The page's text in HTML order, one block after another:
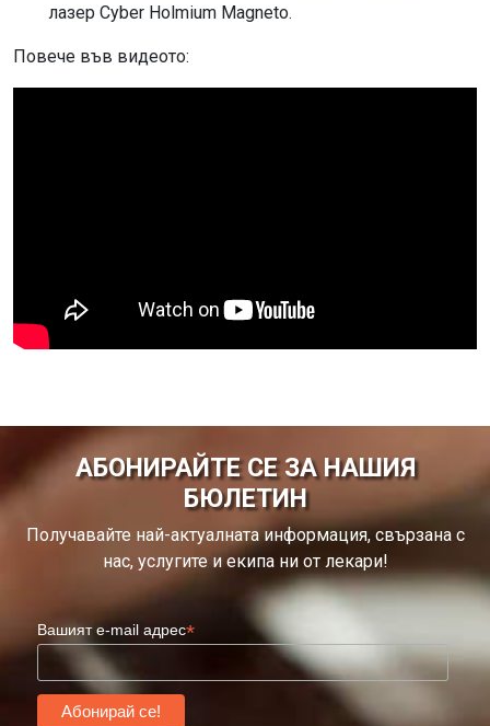
лазер Cyber Holmium Magneto.
Повече във видеото:
АБОНИРАЙТЕ СЕ ЗА НАШИЯ
БЮЛЕТИН
Получавайте най-актуалната информация, свързана с
нас, услугите и екипа ни от лекари!
Вашият e-mail адрес*